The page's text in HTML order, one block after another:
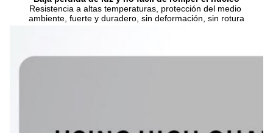
Resistencia a altas temperaturas, protección del medio
ambiente, fuerte y duradero, sin deformación, sin rotura